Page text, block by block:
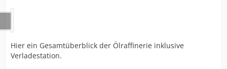
Hier ein Gesamtüberblick der Ölraffinerie inklusive
Verladestation.